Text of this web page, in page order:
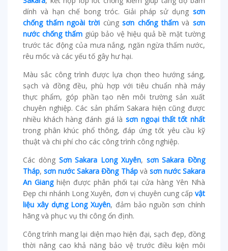
dính và hạn chế bong tróc. Giải pháp sử dụng sơn
chống thấm ngoài trời cùngsơn chống thấmvàsơn
nước chống thấmgiúp bảo vệ hiệu quả bề mặt tường
trước tác động của mưa nắng, ngăn ngừa thấm nước,
rêu mốc và các yếu tố gây hư hại.
Màu sắc công trình được lựa chọn theo hướng sáng,
sạch và đồng đều, phù hợp với tiêu chuẩn nhà máy
thực phẩm, góp phần tạo nên môi trường sản xuất
chuyên nghiệp. Các sản phẩm Sakara hiện cũng được
nhiều khách hàng đánh giá làsơn ngoại thất tốt nhất
trong phân khúc phổ thông, đáp ứng tốt yêu cầu kỹ
thuật và chi phí cho các công trình công nghiệp.
Các dòng Sơn Sakara Long Xuyên, sơn Sakara Đồng
Tháp,sơn nước Sakara Đồng Thápvà sơn nước Sakara
An Gianghiện được phân phối tại cửa hàng Yên Nhà
Đẹp chi nhánh Long Xuyên, đơn vị chuyên cung cấp vật
liệu xây dựng Long Xuyên, đảm bảo nguồn sơn chính
hãng và phục vụ thi công ổn định.
Công trình mang lại diện mạo hiện đại, sạch đẹp, đồng
thời nâng cao khả năng bảo vệ trước điều kiện môi